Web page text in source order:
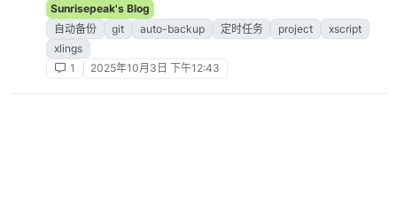
Sunrisepeak's Blog
自动备份
git auto-backup 定时任务 project
xscript
xlings
1
2025年10月3日 下午12:43